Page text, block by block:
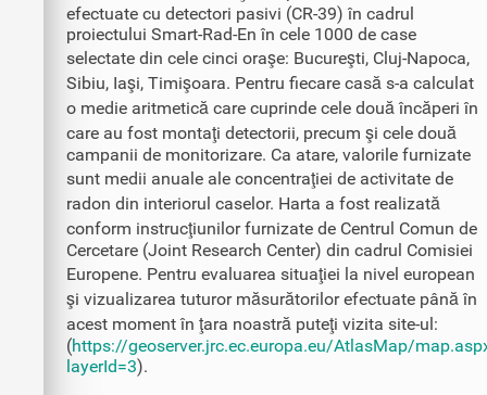
efectuate cu detectori pasivi (CR-39) în cadrul
proiectului Smart-Rad-En în cele 1000 de case
selectate din cele cinci oraşe: Bucureşti, Cluj-Napoca,
Sibiu, Iaşi, Timişoara. Pentru fiecare casă s-a calculat
o medie aritmetică care cuprinde cele două încăperi în
care au fost montaţi detectorii, precum şi cele două
campanii de monitorizare. Ca atare, valorile furnizate
sunt medii anuale ale concentraţiei de activitate de
radon din interiorul caselor. Harta a fost realizată
conform instrucţiunilor furnizate de Centrul Comun de
Cercetare (Joint Research Center) din cadrul Comisiei
Europene. Pentru evaluarea situaţiei la nivel european
şi vizualizarea tuturor măsurătorilor efectuate până în
acest moment în ţara noastră puteţi vizita site-ul:
(https://geoserver.jrc.ec.europa.eu/AtlasMap/
layerId=3).